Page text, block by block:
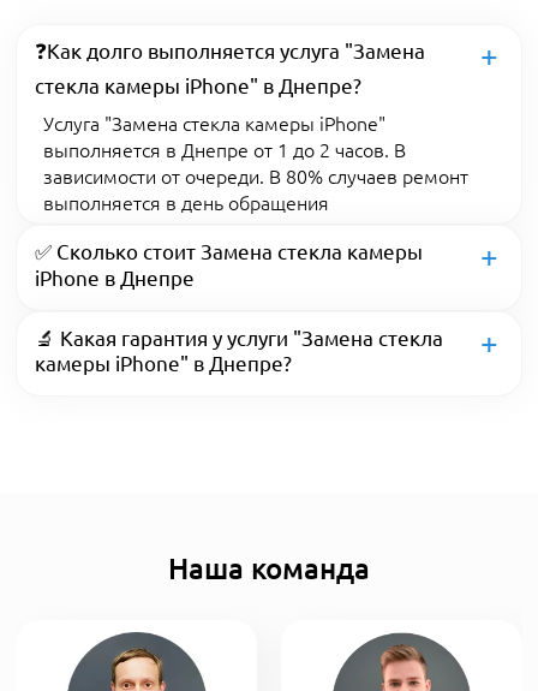
❓Как долго выполняется услуга "Замена
стекла камеры iPhone" в Днепре?
Услуга "Замена стекла камеры iPhone"
выполняется в Днепре от 1 до 2 часов. В
зависимости от очереди. В 80% случаев ремонт
выполняется в день обращения
✅ Сколько стоит Замена стекла камеры
iPhone в Днепре
🔬 Какая гарантия у услуги "Замена стекла
камеры iPhone" в Днепре?
Наша команда